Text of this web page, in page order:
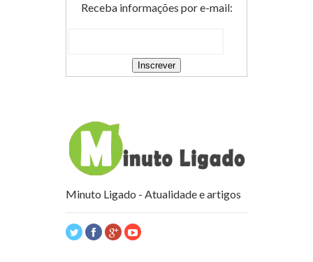
Receba informações por e-mail:
Minuto Ligado - Atualidade e artigos